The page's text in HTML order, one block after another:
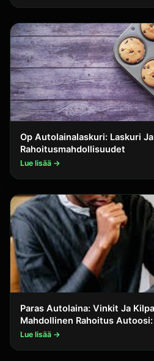
Op Autolainalaskuri: Laskuri
Rahoitusmahdollisuudet
Lue lisää →
Paras Autolaina: Vinkit Ja
Mahdollinen Rahoitus
Lue lisää →